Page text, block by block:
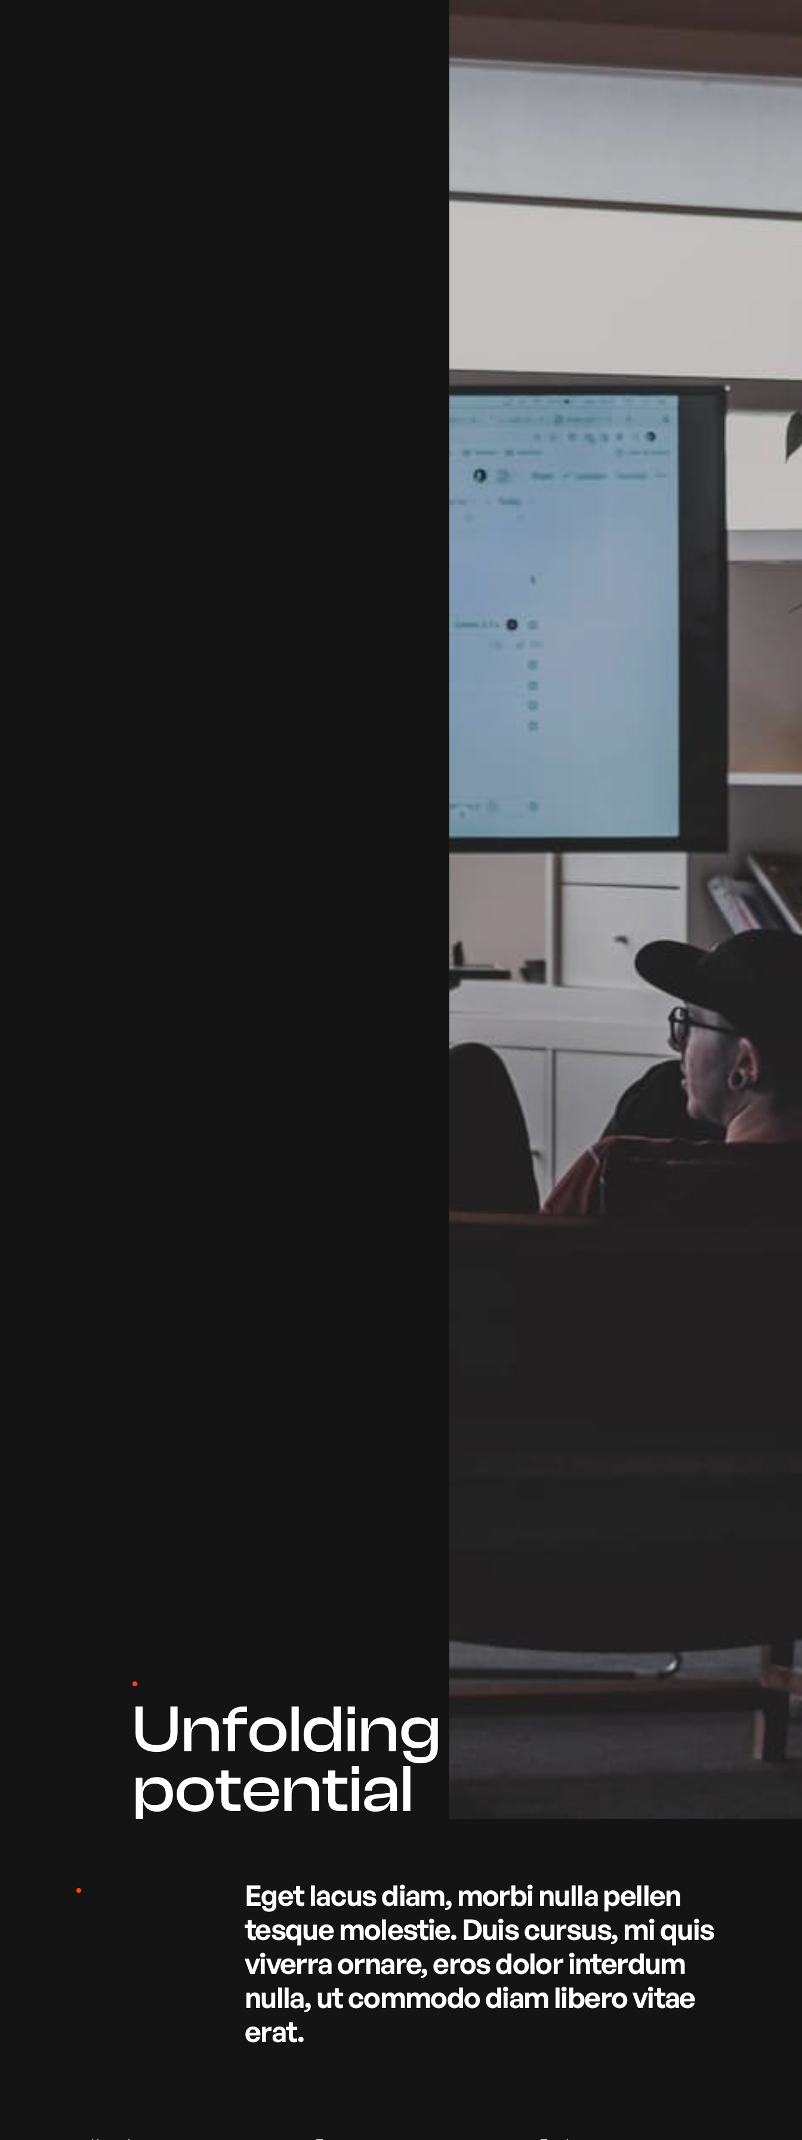
Unfolding
potential
Eget lacus diam, morbi nulla pellen
tesque molestie. Duis cursus, mi quis
viverra ornare, eros dolor interdum
nulla, ut commodo diam libero vitae
erat.